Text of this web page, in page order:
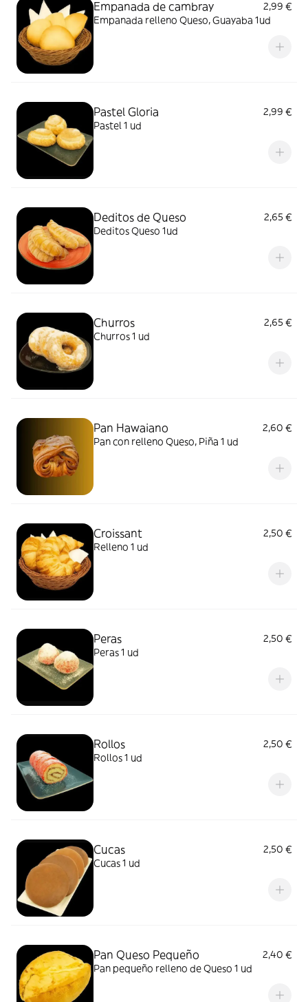
Empanada de cambray
2,99 €
Empanada relleno Queso, Guayaba 1ud
Pastel Gloria
2,99 €
Pastel 1 ud
Deditos de Queso
2,65 €
Deditos Queso 1ud
Churros
2,65 €
Churros 1 ud
Pan Hawaiano
2,60 €
Pan con relleno Queso, Piña 1 ud
Croissant
2,50 €
Relleno 1 ud
Peras
2,50 €
Peras 1 ud
Rollos
2,50 €
Rollos 1 ud
Cucas
2,50 €
Cucas 1 ud
Pan Queso Pequeño
2,40 €
Pan pequeño relleno de Queso 1 ud